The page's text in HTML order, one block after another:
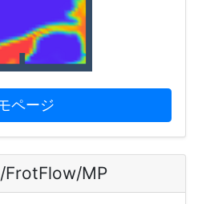
ページ
FrotFlow/MP